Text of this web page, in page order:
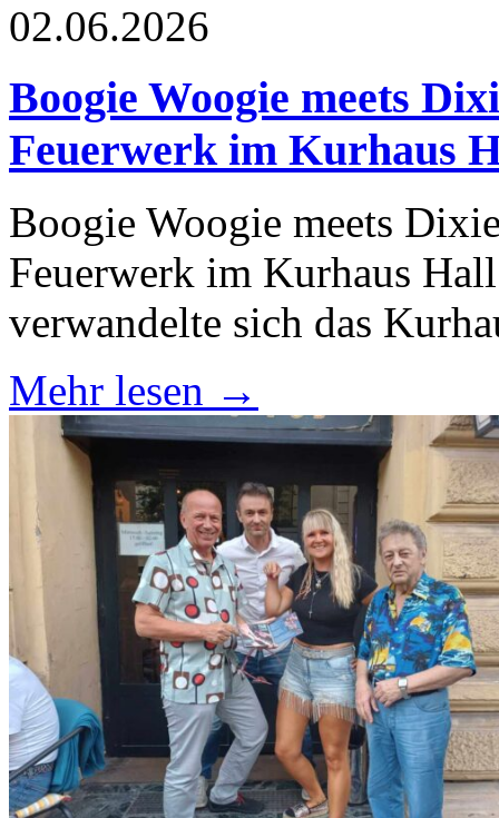
02.06.2026
Boogie Woogie meets
Feuerwerk im Kurhaus
Boogie Woogie meets
Feuerwerk im Kurhaus
verwandelte sich das
Mehr lesen →